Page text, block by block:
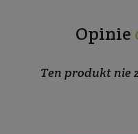
Opinie
Ten produkt nie